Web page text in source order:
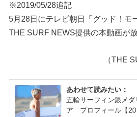
※2019/05/28追記
5月28日にテレビ朝日「グッド！モ
THE SURF NEWS提供の本動画が
（THE